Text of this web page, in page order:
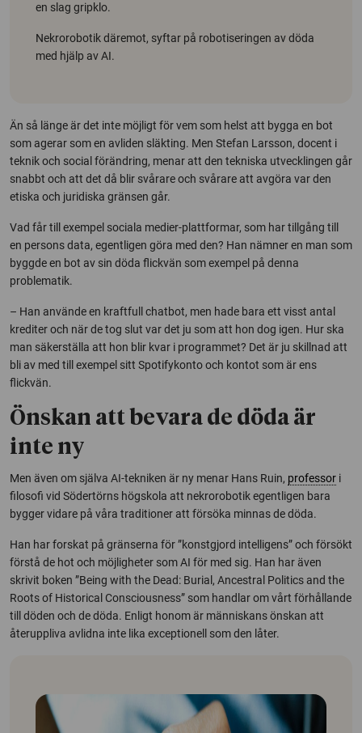
en slag gripklo.
Nekrorobotik däremot, syftar på robotiseringen av döda
med hjälp av AI.
Än så länge är det inte möjligt för vem som helst att bygga en bot
som agerar som en avliden släkting. Men Stefan Larsson, docent i
teknik och social förändring, menar att den tekniska utvecklingen går
snabbt och att det då blir svårare och svårare att avgöra var den
etiska och juridiska gränsen går.
Vad får till exempel sociala medier-plattformar, som har tillgång till
en persons data, egentligen göra med den? Han nämner en man som
byggde en bot av sin döda flickvän som exempel på denna
problematik.
– Han använde en kraftfull chatbot, men hade bara ett visst antal
krediter och när de tog slut var det ju som att hon dog igen. Hur ska
man säkerställa att hon blir kvar i programmet? Det är ju skillnad att
bli av med till exempel sitt Spotifykonto och kontot som är ens
flickvän.
Önskan att bevara de döda är
inte ny
Men även om själva AI-tekniken är ny menar Hans Ruin, professor i
filosofi vid Södertörns högskola att nekrorobotik egentligen bara
bygger vidare på våra traditioner att försöka minnas de döda.
Han har forskat på gränserna för ”konstgjord intelligens” och försökt
förstå de hot och möjligheter som AI för med sig. Han har även
skrivit boken ”Being with the Dead: Burial, Ancestral Politics and the
Roots of Historical Consciousness” som handlar om vårt förhållande
till döden och de döda. Enligt honom är människans önskan att
återuppliva avlidna inte lika exceptionell som den låter.